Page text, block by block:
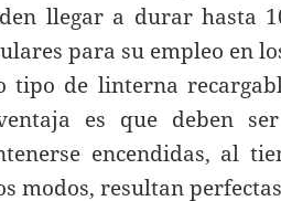
llegar a durar hasta
para su empleo en
tipo de linterna
es que deben
encendidas, al
modos, resultan